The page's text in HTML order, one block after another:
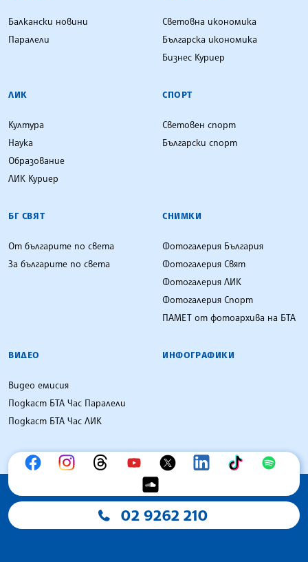
Балкански новини
Паралели
Световна икономика
Българска икономика
Бизнес Куриер
ЛИК
Култура
Наука
Образование
ЛИК Куриер
СПОРТ
Световен спорт
Български спорт
БГ СВЯТ
От българите по света
За българите по света
СНИМКИ
Фотогалерия България
Фотогалерия Свят
Фотогалерия ЛИК
Фотогалерия Спорт
ПАМЕТ от фотоархива на БТА
ВИДЕО
Видео емисия
Подкаст БТА Час Паралели
Подкаст БТА Час ЛИК
ИНФОГРАФИКИ
02 9262 210